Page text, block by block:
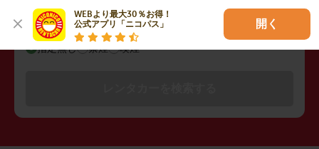
WEBより最大30％お得！
公式アプリ「ニコパス」
開く
禁煙/喫煙
指定無し 禁煙 喫煙